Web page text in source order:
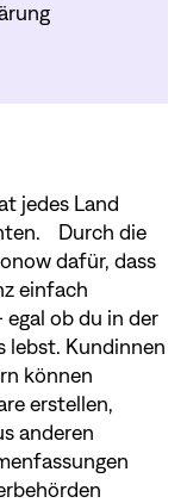
jedes Land
Durch die
dafür, dass
einfach
ob du in der
lebst. Kundinnen
können
erstellen,
anderen